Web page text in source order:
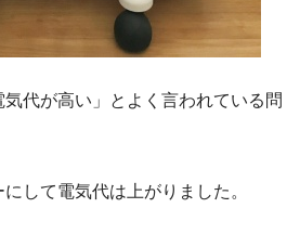
気代が高い」とよく言われている問
して電気代は上がりました。